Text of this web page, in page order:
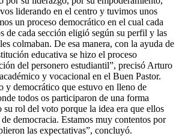
liderando en el centro y tuvimos unos
un proceso democrático en el cual cada
de cada sección eligió según su perfil y las
colmaban. De esa manera, con la ayuda de
educativa se hizo el proceso
del personero estudiantil”, precisó Arturo
y vocacional en el Buen Pastor.
y democrático que estuvo en lleno de
todos os participaron de una forma
su rol del voto porque la idea era que ellos
democracia. Estamos muy contentos por
las expectativas”, concluyó.